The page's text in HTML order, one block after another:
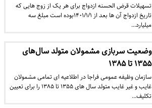
تسهیلات قرض الحسنه ازدواج برای هر یک از زوج هایی که
تاریخ ازدواج آن ها بعد از ۱۴۰۱/۱/۱بوده است مبلغ سه
میلیارد…
وضعیت سربازی مشمولان متولد سال‌های
۱۳۵۵ تا ۱۳۸۵
سازمان وظیفه عمومی فراجا در اطلاعیه ای تمامی مشمولان
غایب و غیر غایب متولد سال های ۱۳۵۵ تا ۱۳۸۵ را برای تعیین
تکلیف…